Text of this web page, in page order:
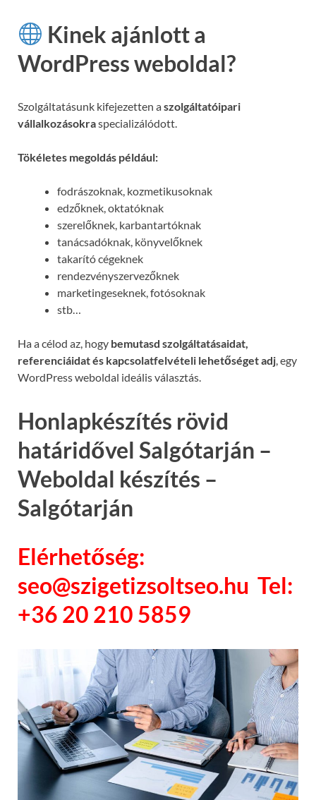
Kinek ajánlott a
WordPress weboldal?
Szolgáltatásunk kifejezetten aszolgáltatóipari
vállalkozásokraspecializálódott.
Tökéletes megoldás például:
fodrászoknak, kozmetikusoknak
edzőknek, oktatóknak
szerelőknek, karbantartóknak
tanácsadóknak, könyvelőknek
takarító cégeknek
rendezvényszervezőknek
marketingeseknek, fotósoknak
stb…
Ha a célod az, hogy bemutasd szolgáltatásaidat,
referenciáidat és kapcsolatfelvételi lehetőséget adj , egy
WordPress weboldal ideális választás.
Honlapkészítés rövid
határidővel Salgótarján –
Weboldal készítés –
Salgótarján
Elérhetőség:
seo@szigetizsoltseo.hu Tel:
+36 20 210 5859